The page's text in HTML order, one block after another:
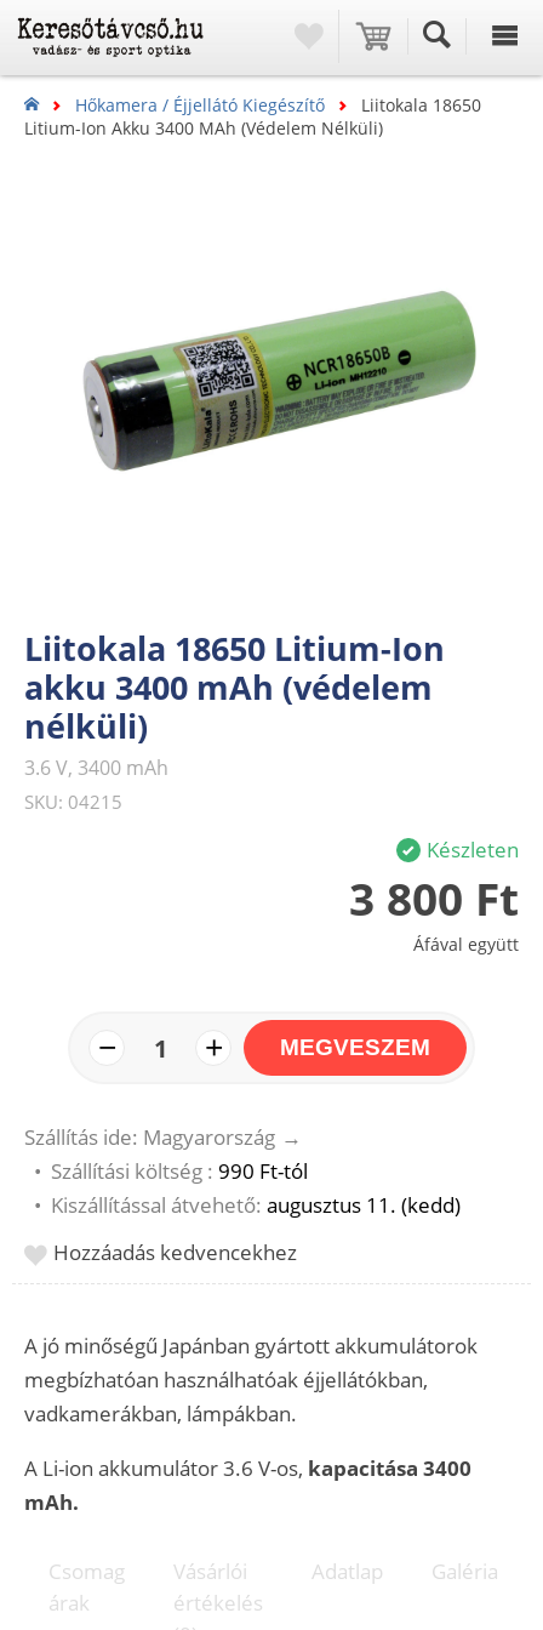
Hőkamera / Éjjellátó Kiegészítő
Liitokala 18650
Litium-Ion Akku 3400 MAh (védelem Nélküli)
Liitokala 18650 Litium-Ion
akku 3400 mAh (védelem
nélküli)
3.6 V, 3400 mAh
SKU: 04215
Készleten
3 800 Ft
Áfával együtt
− 1 + MEGVESZEM
Szállítás ide: Magyarország →
• Szállítási költség : 990 Ft-tól
• Kiszállítással átvehető: augusztus 11. (kedd)
Hozzáadás kedvencekhez
A jó minőségű Japánban gyártott akkumulátorok
megbízhatóan használhatóak éjjellátókban,
vadkamerákban, lámpákban.
A Li-ion akkumulátor 3.6 V-os, kapacitása 3400
mAh.
Csomag
árak
Vásárlói
értékelés
Adatlap Galéria